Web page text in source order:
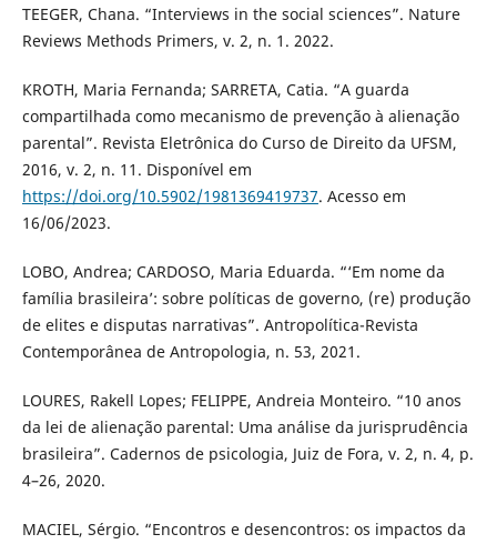
TEEGER, Chana. “Interviews in the social sciences”. Nature
Reviews Methods Primers, v. 2, n. 1. 2022.
KROTH, Maria Fernanda; SARRETA, Catia. “A guarda
compartilhada como mecanismo de prevenção à alienação
parental”. Revista Eletrônica do Curso de Direito da UFSM,
2016, v. 2, n. 11. Disponível em
https://doi.org/10.5902/1981369419737. Acesso em
16/06/2023.
LOBO, Andrea; CARDOSO, Maria Eduarda. “‘Em nome da
família brasileira’: sobre políticas de governo, (re) produção
de elites e disputas narrativas”. Antropolítica-Revista
Contemporânea de Antropologia, n. 53, 2021.
LOURES, Rakell Lopes; FELIPPE, Andreia Monteiro. “10 anos
da lei de alienação parental: Uma análise da jurisprudência
brasileira”. Cadernos de psicologia, Juiz de Fora, v. 2, n. 4, p.
4–26, 2020.
MACIEL, Sérgio. “Encontros e desencontros: os impactos da